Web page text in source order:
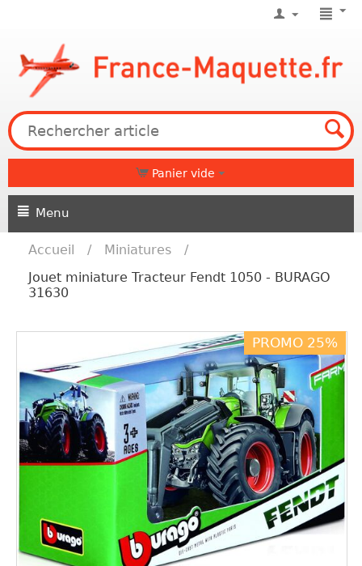
Panier vide
Menu
Accueil / Miniatures
/
Jouet miniature Tracteur Fendt 1050 - BURAGO
31630
PROMO 25%